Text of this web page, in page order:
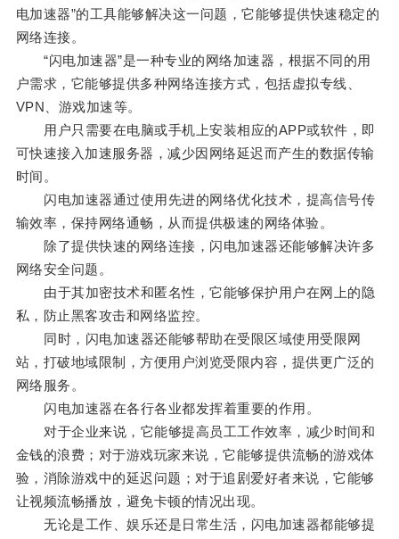
电加速器”的工具能够解决这一问题，它能够提供快速稳定的
网络连接。
“闪电加速器”是一种专业的网络加速器，根据不同的用
户需求，它能够提供多种网络连接方式，包括虚拟专线、
VPN、游戏加速等。
用户只需要在电脑或手机上安装相应的APP或软件，即
可快速接入加速服务器，减少因网络延迟而产生的数据传输
时间。
闪电加速器通过使用先进的网络优化技术，提高信号传
输效率，保持网络通畅，从而提供极速的网络体验。
除了提供快速的网络连接，闪电加速器还能够解决许多
网络安全问题。
由于其加密技术和匿名性，它能够保护用户在网上的隐
私，防止黑客攻击和网络监控。
同时，闪电加速器还能够帮助在受限区域使用受限网
站，打破地域限制，方便用户浏览受限内容，提供更广泛的
网络服务。
闪电加速器在各行各业都发挥着重要的作用。
对于企业来说，它能够提高员工工作效率，减少时间和
金钱的浪费；对于游戏玩家来说，它能够提供流畅的游戏体
验，消除游戏中的延迟问题；对于追剧爱好者来说，它能够
让视频流畅播放，避免卡顿的情况出现。
无论是工作、娱乐还是日常生活，闪电加速器都能够提